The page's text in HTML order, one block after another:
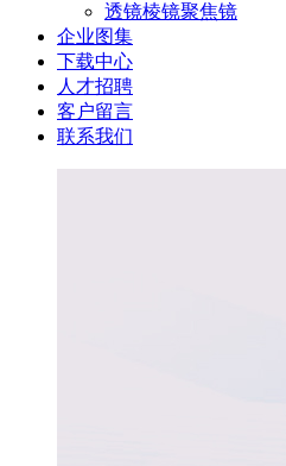
透镜棱镜聚焦镜
企业图集
下载中心
人才招聘
客户留言
联系我们